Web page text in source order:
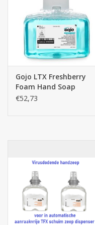
Botanicals
Snoeppot-Snoep
Kassarollen
Cleaning-producten
Koffiemachines
Verpakking
Kantoorbenodigdheden
Gojo LTX Freshberry
Foam Hand Soap
700ml x 3st.
€52,73